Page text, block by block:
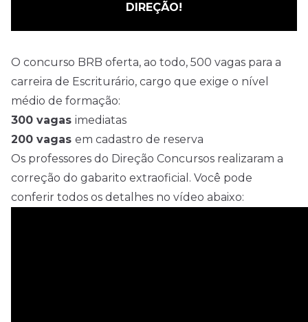
DIREÇÃO!
O concurso BRB oferta, ao todo, 500 vagas para a
carreira de Escriturário, cargo que exige o nível
médio de formação:
300 vagas imediatas
200 vagas em cadastro de reserva
Os professores do Direção Concursos realizaram a
correção do gabarito extraoficial. Você pode
conferir todos os detalhes no vídeo abaixo: